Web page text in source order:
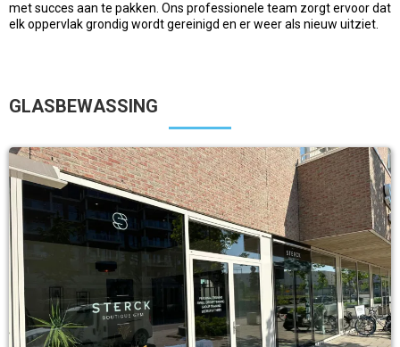
met succes aan te pakken. Ons professionele team zorgt ervoor dat
elk oppervlak grondig wordt gereinigd en er weer als nieuw uitziet.
GLASBEWASSING